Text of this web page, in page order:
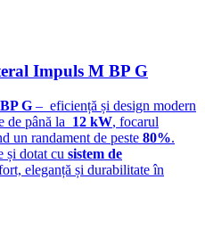
Impuls M BP G
G – eficiență și design modern
de până la 12 kW, focarul
un randament de peste 80%.
și dotat cu sistem de
eleganță și durabilitate în